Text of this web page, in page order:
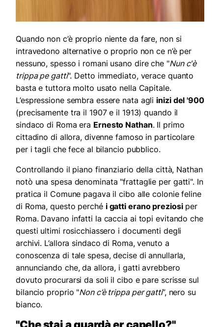
Quando non c’è proprio niente da fare, non si
intravedono alternative o proprio non ce n’è per
nessuno, spesso i romani usano dire che "Nun c'è
trippa pe gatti". Detto immediato, verace quanto
basta e tuttora molto usato nella Capitale.
L’espressione sembra essere nata agli inizi del '900
(precisamente tra il 1907 e il 1913) quando il
sindaco di Roma era Ernesto Nathan. Il primo
cittadino di allora, divenne famoso in particolare
per i tagli che fece al bilancio pubblico.
Controllando il piano finanziario della città, Nathan
notò una spesa denominata "frattaglie per gatti". In
pratica il Comune pagava il cibo alle colonie feline
di Roma, questo perché i gatti erano preziosiper
Roma. Davano infatti la caccia ai topi evitando che
questi ultimi rosicchiassero i documenti degli
archivi. L’allora sindaco di Roma, venuto a
conoscenza di tale spesa, decise di annullarla,
annunciando che, da allora, i gatti avrebbero
dovuto procurarsi da soli il cibo e pare scrisse sul
bilancio proprio "Non c’è trippa per gatti”, nero su
bianco.